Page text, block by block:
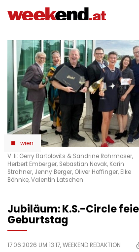
zum
wien
V. li: Gerry Bartolovits & Sandrine Rohrmoser,
Herbert Emberger, Sebastian Novak, Karin
Strahner, Jenny Berger, Oliver Hoffinger, Elke
Böhnke, Valentin Latschen
Jubiläum: K.S.-Circle
Geburtstag
17.06.2026 UM 13:17,WEEKEND REDAKTION